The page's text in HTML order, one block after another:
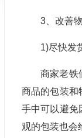
3、改善
1)尽快发
商家老铁
商品的包装和
手中可以避免
观的包装也会